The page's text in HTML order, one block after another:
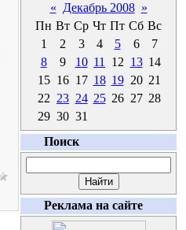
« Декабрь 2008 »
Пн Вт Ср Чт Пт Сб Вс
1
2 3 4 5 6
7
8
9 10 11 12 13 14
15 16 17 18 19 20 21
22 23 24 25 26 27 28
29 30 31
Поиск
Реклама на сайте